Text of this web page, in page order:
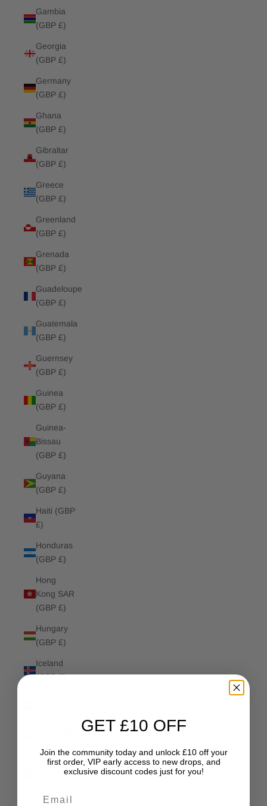
Gambia
(GBP £)
Georgia
(GBP £)
Germany
(GBP £)
Ghana
(GBP £)
Gibraltar
(GBP £)
Greece
(GBP £)
Greenland
(GBP £)
Grenada
(GBP £)
Guadeloupe
(GBP £)
Guatemala
(GBP £)
Guernsey
(GBP £)
Guinea
(GBP £)
Guinea-
Bissau
(GBP £)
Guyana
(GBP £)
Haiti (GBP
£)
Honduras
(GBP £)
Hong
Kong SAR
(GBP £)
Hungary
(GBP £)
Iceland
(GBP £)
Iraq (GBP
Ireland
GET £10 OFF
Join the community today and unlock £10 off your
first order, VIP early access to new drops, and
exclusive discount codes just for you!